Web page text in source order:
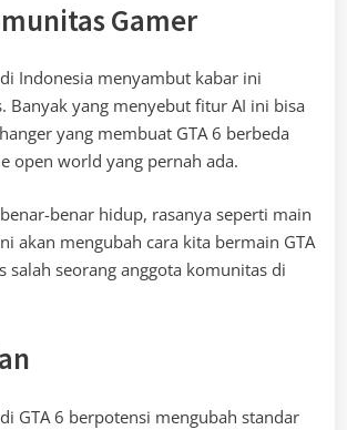
Gamer
Indonesia menyambut kabar ini
Banyak yang menyebut fitur AI ini bisa
yang membuat GTA 6 berbeda
open world yang pernah ada.
benar-benar hidup, rasanya seperti main
akan mengubah cara kita bermain GTA
salah seorang anggota komunitas di
GTA 6 berpotensi mengubah standar